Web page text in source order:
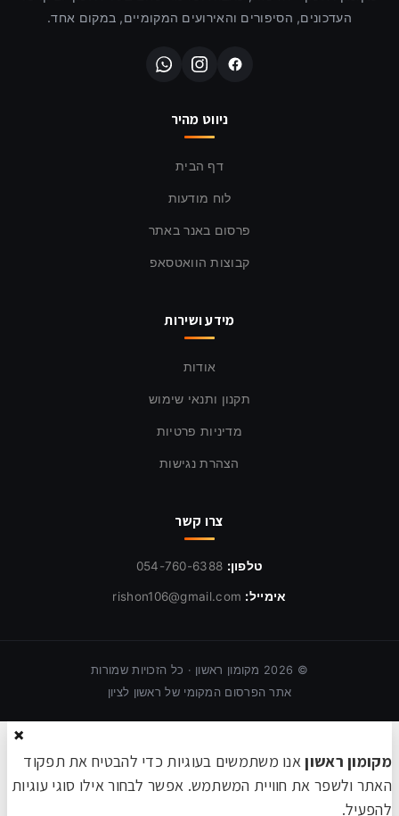
העדכונים, הסיפורים והאירועים המקומיים, במקום אחד.
ניווט מהיר
דף הבית
לוח מודעות
פרסום באנר באתר
קבוצות הוואטסאפ
מידע ושירות
אודות
תקנון ותנאי שימוש
מדיניות פרטיות
הצהרת נגישות
צרו קשר
טלפון: 054-760-6388
אימייל: rishon106@gmail.com
©
2026 מקומון ראשון · כל הזכויות שמורות
אתר הפרסום המקומי של ראשון לציון
×
מקומון ראשוןאנו משתמשים בעוגיות כדי להבטיח את תפקוד
האתר ולשפר את חוויית המשתמש. אפשר לבחור אילו סוגי עוגיות
להפעיל.